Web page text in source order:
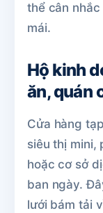
thể cân
mái.
Hộ kinh
ăn, quán
Cửa hàng
siêu thị mini,
hoặc cơ sở
ban ngày.
lưới bám tải